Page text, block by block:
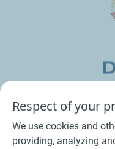
Respect of your
We use cookies and
providing, analyzing